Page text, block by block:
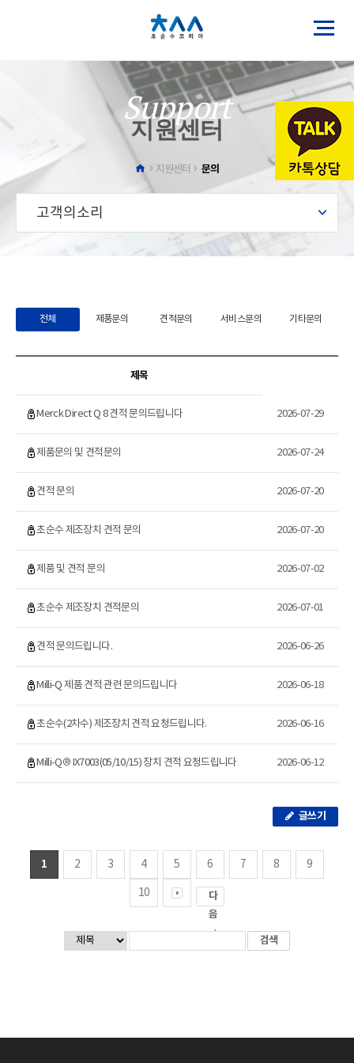
Support
지원센터
지원센터 문의
고객의소리
전체 제품문의 견적문의 서비스문의 기타문의
제목
Merck Direct Q 8 견적 문의드립니다 2026-07-29
제품문의 및 견적문의 2026-07-24
견적 문의 2026-07-20
초순수 제조장치 견적 문의 2026-07-20
제품 및 견적 문의 2026-07-02
초순수 제조장치 견적문의 2026-07-01
견적 문의드립니다. 2026-06-26
Milli-Q 제품 견적 관련 문의드립니다 2026-06-18
초순수(2차수) 제조장치 견적 요청드립니다. 2026-06-16
Milli-Q® IX7003(05/10/15) 장치 견적 요청드립니다 2026-06-12
글쓰기
1 2 3 4 5 6 7 8 9
10
다
음